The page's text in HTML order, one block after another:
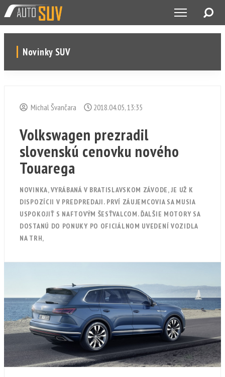
Novinky SUV
Michal Švančara 2018.04.05, 13:35
Volkswagen prezradil
slovenskú cenovku nového
Touarega
NOVINKA, VYRÁBANÁ V BRATISLAVSKOM ZÁVODE, JE UŽ K
DISPOZÍCII V PREDPREDAJI. PRVÍ ZÁUJEMCOVIA SA MUSIA
USPOKOJIŤ S NAFTOVÝM ŠESŤVALCOM. ĎALŠIE MOTORY SA
DOSTANÚ DO PONUKY PO OFICIÁLNOM UVEDENÍ VOZIDLA
NA TRH,